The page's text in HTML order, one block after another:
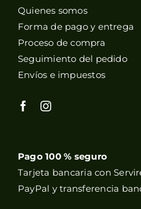
Quienes somos
Forma de pago y entrega
Proceso de compra
Seguimiento del pedido
Envíos e impuestos
Pago 100 % seguro
Tarjeta bancaria con
PayPal y transferencia